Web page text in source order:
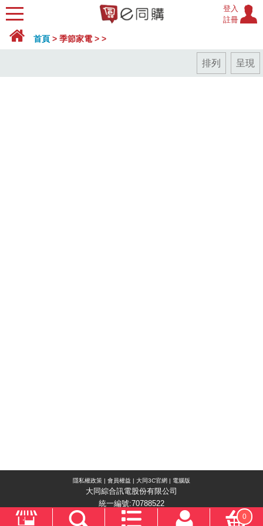
登入
註冊
首頁 > 季節家電 > >
排列 呈現
隱私權政策 | 會員權益 | 大同3C官網 | 電腦版
大同綜合訊電股份有限公司
統一編號:70788522
0